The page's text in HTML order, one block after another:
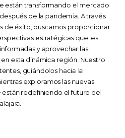
están transformando el mercado
de la pandemia. A través
de éxito, buscamos proporcionar
estratégicas que les
y aprovechar las
esta dinámica región. Nuestro
guiándolos hacia la
exploramos las nuevas
redefiniendo el futuro del